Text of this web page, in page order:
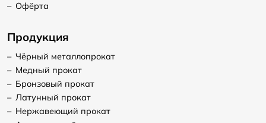
– Офёрта
Продукция
– Чёрный металлопрокат
– Медный прокат
– Бронзовый прокат
– Латунный прокат
– Нержавеющий прокат